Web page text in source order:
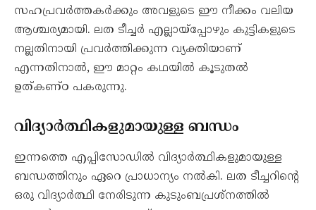
സഹപ്രവർത്തകർക്കും അവളുടെ ഈ നീക്കം വലിയ
ആശ്ചര്യമായി. ലത ടീച്ചർ എല്ലായ്പ്പോഴും കുട്ടികളുടെ
നല്ലതിനായി പ്രവർത്തിക്കുന്ന വ്യക്തിയാണ്
എന്നതിനാൽ, ഈ മാറ്റം കഥയിൽ കൂടുതൽ
ഉത്കണ്ഠ പകരുന്നു.
വിദ്യാർത്ഥികളുമായുള്ള ബന്ധം
ഇന്നത്തെ എപ്പിസോഡിൽ വിദ്യാർത്ഥികളുമായുള്ള
ബന്ധത്തിനും ഏറെ പ്രാധാന്യം നൽകി. ലത ടീച്ചറിന്റെ
ഒരു വിദ്യാർത്ഥി നേരിടുന്ന കുടുംബപ്രശ്നത്തിൽ